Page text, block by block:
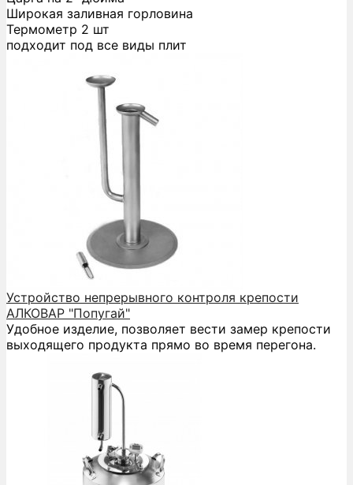
Широкая заливная горловина
Термометр 2 шт
подходит под все виды плит
Устройство непрерывного контроля крепости
АЛКОВАР "Попугай"
Удобное изделие, позволяет вести замер крепости
выходящего продукта прямо во время перегона.